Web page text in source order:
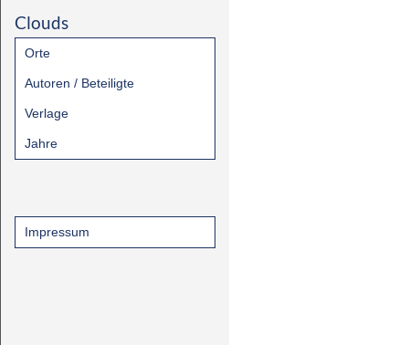
Clouds
Orte
Autoren / Beteiligte
Verlage
Jahre
Impressum